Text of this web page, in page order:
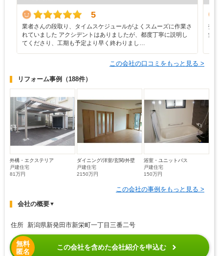
5
業者さんの段取り、タイムスケジュールがよくスムーズに作業さ
れていました アクシデントはありましたが、都度丁寧に説明し
てくださり、工期も予定より早く終わりまし…
打
栄
この会社の口コミをもっと見る >
リフォーム事例 （188件）
外構・エクステリア
戸建住宅
81万円
ダイニング/洋室/玄関/外壁
戸建住宅
2150万円
浴室・ユニットバス
戸建住宅
150万円
この会社の事例をもっと見る >
会社の概要▼
住所 新潟県新発田市新栄町一丁目三番二号
無料
匿名
この会社を含めた会社紹介を申込む